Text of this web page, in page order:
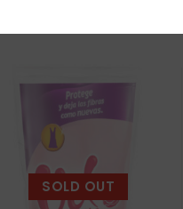
SOLD OUT